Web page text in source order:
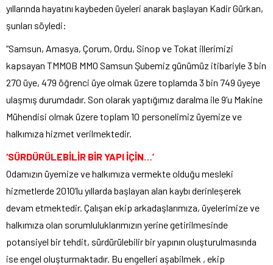
yıllarında hayatını kaybeden üyeleri anarak başlayan Kadir Gürkan,
şunları söyledi:
“Samsun, Amasya, Çorum, Ordu, Sinop ve Tokat illerimizi
kapsayan TMMOB MMO Samsun Şubemiz günümüz itibariyle 3 bin
270 üye, 479 öğrenci üye olmak üzere toplamda 3 bin 749 üyeye
ulaşmış durumdadır. Son olarak yaptığımız daralma ile 9’u Makine
Mühendisi olmak üzere toplam 10 personelimiz üyemize ve
halkımıza hizmet verilmektedir.
‘SÜRDÜRÜLEBİLİR BİR YAPI İÇİN…’
Odamızın üyemize ve halkımıza vermekte olduğu mesleki
hizmetlerde 2010’lu yıllarda başlayan alan kaybı derinleşerek
devam etmektedir. Çalışan ekip arkadaşlarımıza, üyelerimize ve
halkımıza olan sorumluluklarımızın yerine getirilmesinde
potansiyel bir tehdit, sürdürülebilir bir yapının oluşturulmasında
ise engel oluşturmaktadır. Bu engelleri aşabilmek , ekip